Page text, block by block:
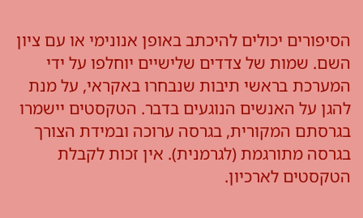
הסיפורים יכולים להיכתב באופן אנונימי או עם ציון
השם. שמות של צדדים שלישיים יוחלפו על ידי
המערכת בראשי תיבות שנבחרו באקראי, על מנת
להגן על האנשים הנוגעים בדבר. הטקסטים יישמרו
בגרסתם המקורית, בגרסה ערוכה ובמידת הצורך
בגרסה מתורגמת (לגרמנית). אין זכות לקבלת
הטקסטים לארכיון.